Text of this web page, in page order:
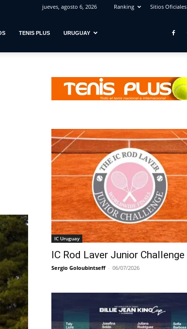
jueves, agosto 6, 2026 Ranking Sitios Oficiales
TENIS PLUS URUGUAY
IC Uruguay
IC Rod Laver Junior Challenge
Sergio Goloubintseff - 06/07/2026